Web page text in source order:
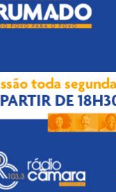
Brasil
suspendeu a
e tratamento